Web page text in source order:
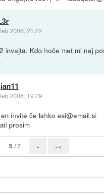
2006, 21:22
invajta. Kdo hoče met mi naj
2006, 19:29
invite če lahko esi@email.si
prosim
5 / 7 » »»